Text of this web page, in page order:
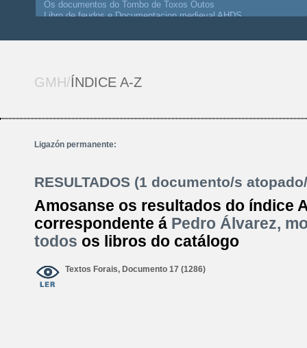
GMH/ÍNDICE A-Z
Ligazón permanente:
RESULTADOS (1 documento/s
Amosanse os resultados do índice
correspondente á Pedro Álvarez,
todos os libros do catálogo
Textos Forais, Documento 17 (1286)